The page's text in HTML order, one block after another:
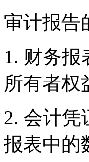
审计报告
1. 财务
所有者权
2. 会计凭
报表中的